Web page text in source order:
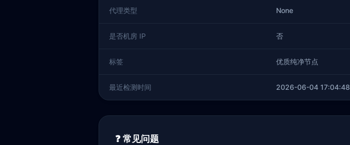
代理类型 None
是否机房 IP 否
标签 优质纯净节点
最近检测时间 2026-06-04 17:04:48
❓ 常见问题